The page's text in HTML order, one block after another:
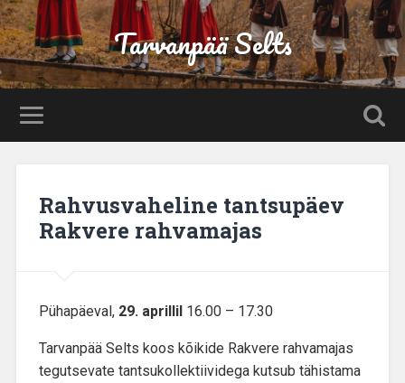
Tarvanpää Selts
Rahvusvaheline tantsupäev
Rakvere rahvamajas
Pühapäeval, 29. aprillil16.00 – 17.30
Tarvanpää Selts koos kõikide Rakvere rahvamajas
tegutsevate tantsukollektiividega kutsub tähistama